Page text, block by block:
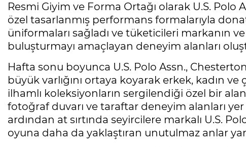
Resmi Giyim ve Forma Ortağı olarak U.S. Polo
özel tasarlanmış performans formalarıyla
üniformaları sağladı ve tüketicileri markanın
buluşturmayı amaçlayan deneyim alanları
Hafta sonu boyunca U.S. Polo Assn.,
büyük varlığını ortaya koyarak erkek, kadın
ilhamlı koleksiyonların sergilendiği özel bir
fotoğraf duvarı ve taraftar deneyim alanları
ardından at sırtında seyircilere markalı U.S.
oyuna daha da yaklaştıran unutulmaz anlar